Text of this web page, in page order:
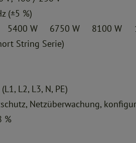
(±5 %)
5400 W 6750 W 8100 W
String Serie)
L2, L3, N, PE)
Netzüberwachung,
%